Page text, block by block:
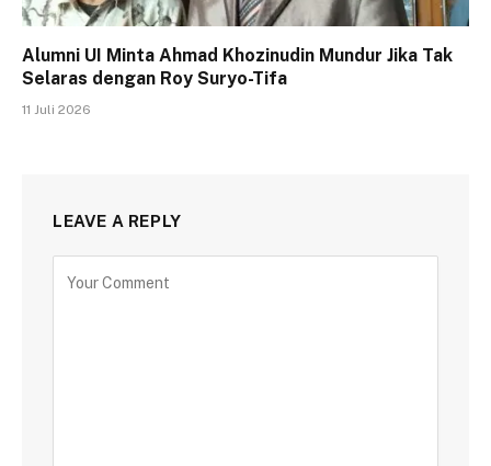
Alumni UI Minta Ahmad Khozinudin Mundur Jika Tak
Selaras dengan Roy Suryo-Tifa
11 Juli 2026
LEAVE A REPLY